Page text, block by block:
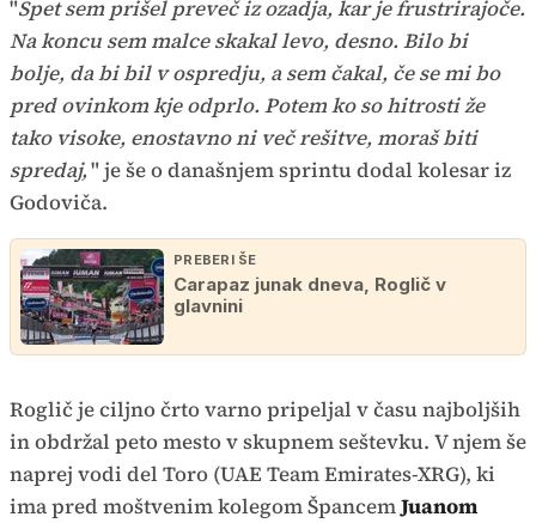
"Spet sem prišel preveč iz ozadja, kar je frustrirajoče.
Na koncu sem malce skakal levo, desno. Bilo bi
bolje, da bi bil v ospredju, a sem čakal, če se mi bo
pred ovinkom kje odprlo. Potem ko so hitrosti že
tako visoke, enostavno ni več rešitve, moraš biti
spredaj," je še o današnjem sprintu dodal kolesar iz
Godoviča.
PREBERI ŠE
Carapaz junak dneva, Roglič v
glavnini
Roglič je ciljno črto varno pripeljal v času najboljših
in obdržal peto mesto v skupnem seštevku. V njem še
naprej vodi del Toro (UAE Team Emirates-XRG), ki
ima pred moštvenim kolegom ŠpancemJuanom